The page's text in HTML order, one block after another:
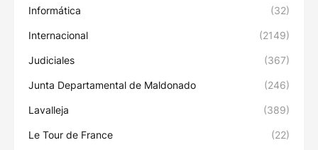
Informática (32)
Internacional (2149)
Judiciales (367)
Junta Departamental de Maldonado (246)
Lavalleja (389)
Le Tour de France (22)